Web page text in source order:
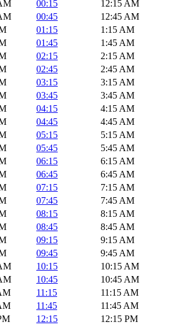
00:15
12:15 AM
00:45
12:45 AM
01:15
1:15 AM
01:45
1:45 AM
02:15
2:15 AM
02:45
2:45 AM
03:15
3:15 AM
03:45
3:45 AM
04:15
4:15 AM
04:45
4:45 AM
05:15
5:15 AM
05:45
5:45 AM
06:15
6:15 AM
06:45
6:45 AM
07:15
7:15 AM
07:45
7:45 AM
08:15
8:15 AM
08:45
8:45 AM
09:15
9:15 AM
09:45
9:45 AM
10:15
10:15 AM
10:45
10:45 AM
11:15
11:15 AM
11:45
11:45 AM
12:15
12:15 PM